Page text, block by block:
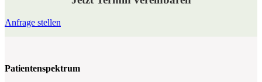
Anfrage stellen
Patientenspektrum